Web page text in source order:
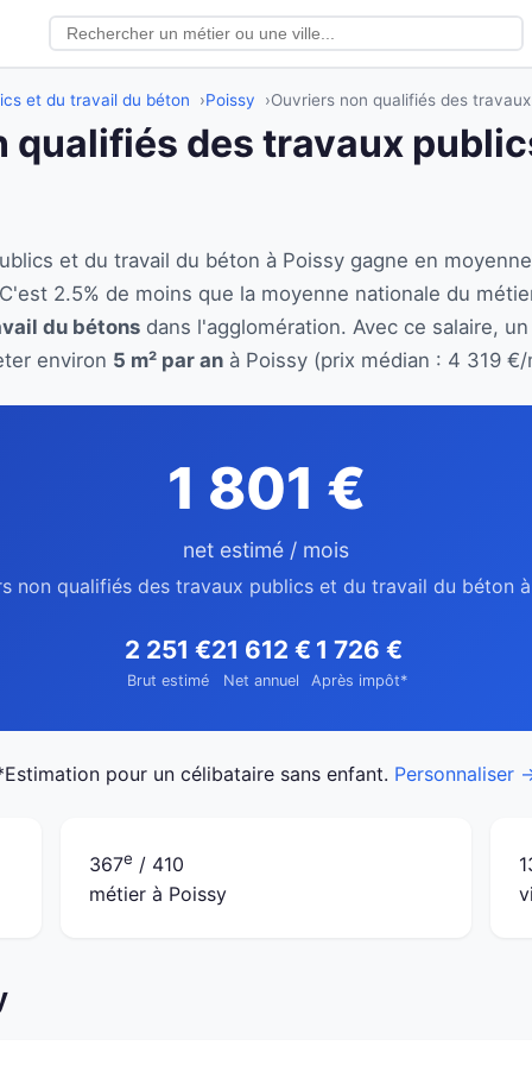
et du travail du béton Poissy Ouvriers non qualifiés des
qualifiés des travaux
et du travail du béton à Poissy gagne en
2.5% de moins que la moyenne nationale du
du bétons dans l'agglomération. Avec ce salaire,
environ 5 m² par an à Poissy (prix médian : 4 319 €/
1 801 €
net estimé / mois
non qualifiés des travaux publics et du travail du béton
2 251 €
Brut estimé
21 612 €
Net annuel
1 726 €
Après impôt*
pour un célibataire sans enfant. Personnaliser
367e / 410
métier à Poissy